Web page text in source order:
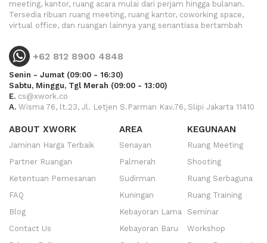
meeting, kantor, ruang acara mulai dari perjam hingga bulanan.
Tersedia ribuan ruang meeting, ruang kantor, coworking space,
virtual office, dan ruangan lainnya yang senantiasa bertambah
+62 812 8900 4848
Senin - Jumat (09:00 - 16:30)
Sabtu, Minggu, Tgl Merah (09:00 - 13:00)
E. cs@xwork.co
A. Wisma 76, lt.23, Jl. Letjen S.Parman Kav.76, Slipi Jakarta 11410
ABOUT XWORK
Jaminan Harga Terbaik
Partner Ruangan
Ketentuan Pemesanan
FAQ
Blog
Contact Us
AREA
Senayan
Palmerah
Sudirman
Kuningan
Kebayoran Lama
Kebayoran Baru
KEGUNAAN
Ruang Meeting
Shooting
Ruang Serbaguna
Ruang Training
Seminar
Workshop